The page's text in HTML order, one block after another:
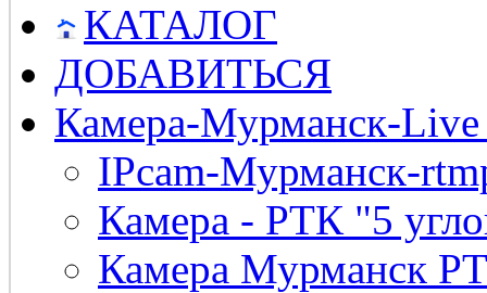
КАТАЛОГ
ДОБАВИТЬСЯ
Камера-Мурманск-
IPcam-Мурманск-
Камера - РТК "5
Камера Мурманск